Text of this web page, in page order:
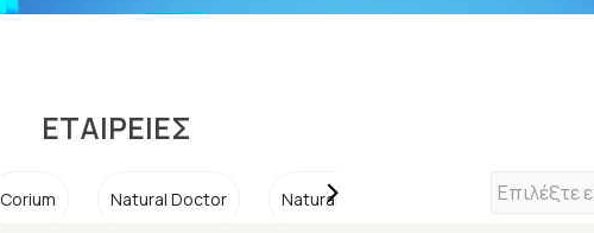
ΕΤΑΙΡΕΙΕΣ
Corium Natural Doctor Natural Factors Thank You Farmer